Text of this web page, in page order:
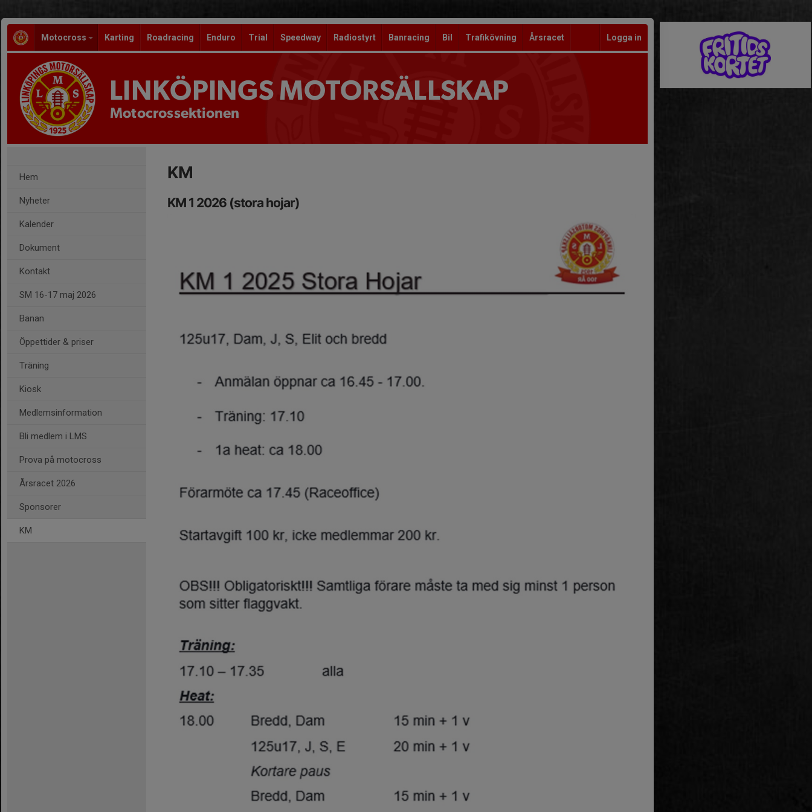
Motocross Karting Roadracing Enduro Trial Speedway Radiostyrt Banracing Bil Trafikövning Årsracet Logga in
LINKÖPINGS MOTORSÄLLSKAP
Motocrossektionen
Hem
Nyheter
Kalender
Dokument
Kontakt
SM 16-17 maj 2026
Banan
Öppettider & priser
Träning
Kiosk
Medlemsinformation
Bli medlem i LMS
Prova på motocross
Årsracet 2026
Sponsorer
KM
KM
KM 1 2026 (stora hojar)